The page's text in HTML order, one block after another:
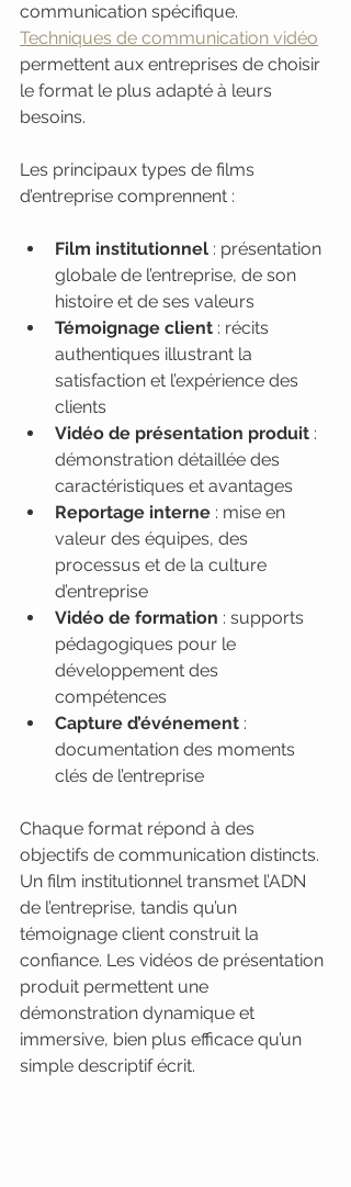
communication spécifique.
Techniques de communication vidéo
permettent aux entreprises de choisir
le format le plus adapté à leurs
besoins.
Les principaux types de films
d’entreprise comprennent :
Film institutionnel : présentation
globale de l’entreprise, de son
histoire et de ses valeurs
Témoignage client : récits
authentiques illustrant la
satisfaction et l’expérience des
clients
Vidéo de présentation produit :
démonstration détaillée des
caractéristiques et avantages
Reportage interne : mise en
valeur des équipes, des
processus et de la culture
d’entreprise
Vidéo de formation : supports
pédagogiques pour le
développement des
compétences
Capture d’événement :
documentation des moments
clés de l’entreprise
Chaque format répond à des
objectifs de communication distincts.
Un film institutionnel transmet l’ADN
de l’entreprise, tandis qu’un
témoignage client construit la
confiance. Les vidéos de présentation
produit permettent une
démonstration dynamique et
immersive, bien plus efficace qu’un
simple descriptif écrit.